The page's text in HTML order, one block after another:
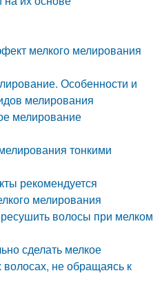
мелкого мелирования
Особенности и
мелирования
мелирование
тонкими
рекомендуется
мелирования
волосы при мелком
сделать мелкое
не обращаясь к